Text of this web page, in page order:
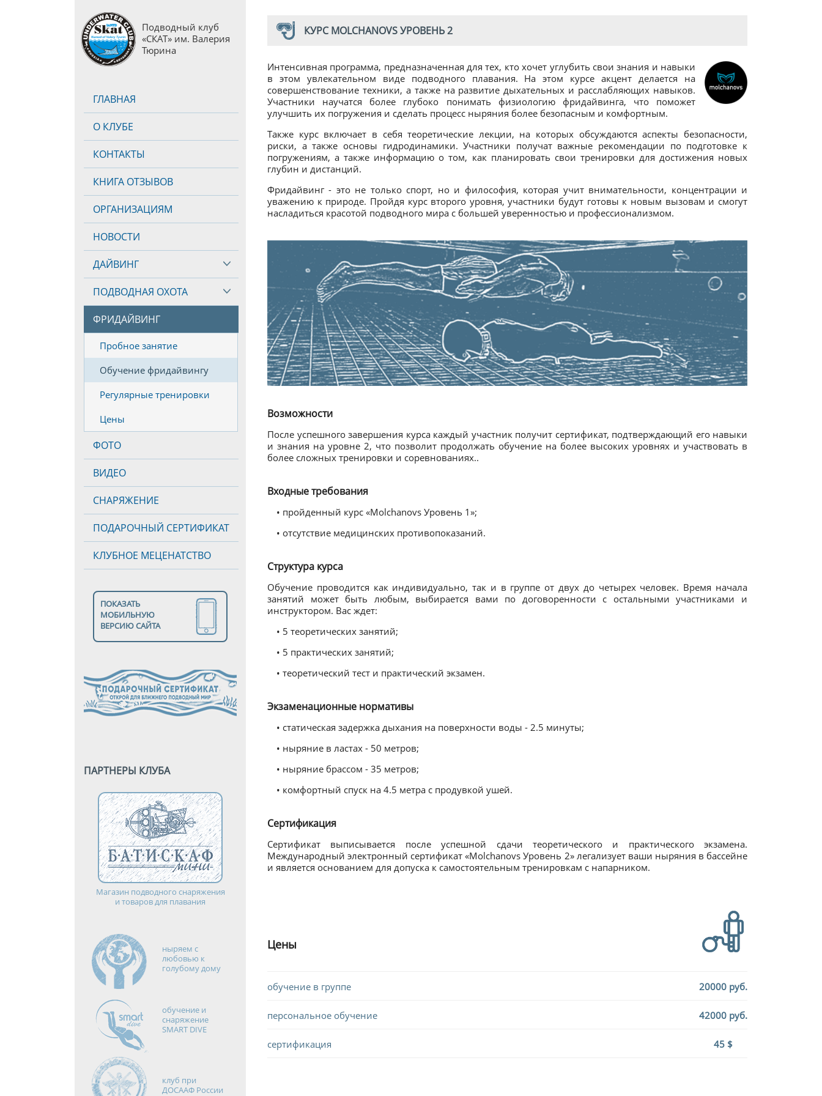
Подводный клуб
«СКАТ» им. Валерия
Тюрина
ГЛАВНАЯ
О КЛУБЕ
КОНТАКТЫ
КНИГА ОТЗЫВОВ
ОРГАНИЗАЦИЯМ
НОВОСТИ
ДАЙВИНГ
ПОДВОДНАЯ ОХОТА
ФРИДАЙВИНГ
Пробное занятие
Обучение фридайвингу
Регулярные тренировки
Цены
ФОТО
ВИДЕО
СНАРЯЖЕНИЕ
ПОДАРОЧНЫЙ СЕРТИФИКАТ
КЛУБНОЕ МЕЦЕНАТСТВО
ПОКАЗАТЬ
МОБИЛЬНУЮ
ВЕРСИЮ САЙТА
ПАРТНЕРЫ КЛУБА
Магазин подводного снаряжения
и товаров для плавания
ныряем с
любовью к
голубому дому
обучение и
снаряжение
SMART DIVE
клуб при
ДОСААФ России
КУРС MOLCHANOVS УРОВЕНЬ 2
Интенсивная программа, предназначенная для тех, кто хочет углубить свои знания и навыки
в этом увлекательном виде подводного плавания. На этом курсе акцент делается на
совершенствование техники, а также на развитие дыхательных и расслабляющих навыков.
Участники научатся более глубоко понимать физиологию фридайвинга, что поможет
улучшить их погружения и сделать процесс ныряния более безопасным и комфортным.
Также курс включает в себя теоретические лекции, на которых обсуждаются аспекты безопасности,
риски, а также основы гидродинамики. Участники получат важные рекомендации по подготовке к
погружениям, а также информацию о том, как планировать свои тренировки для достижения новых
глубин и дистанций.
Фридайвинг - это не только спорт, но и философия, которая учит внимательности, концентрации и
уважению к природе. Пройдя курс второго уровня, участники будут готовы к новым вызовам и смогут
насладиться красотой подводного мира с большей уверенностью и профессионализмом.
Возможности
После успешного завершения курса каждый участник получит сертификат, подтверждающий его навыки
и знания на уровне 2, что позволит продолжать обучение на более высоких уровнях и участвовать в
более сложных тренировки и соревнованиях..
Входные требования
• пройденный курс «Molchanovs Уровень 1»;
• отсутствие медицинских противопоказаний.
Структура курса
Обучение проводится как индивидуально, так и в группе от двух до четырех человек. Время начала
занятий может быть любым, выбирается вами по договоренности с остальными участниками и
инструктором. Вас ждет:
• 5 теоретических занятий;
• 5 практических занятий;
• теоретический тест и практический экзамен.
Экзаменационные нормативы
• статическая задержка дыхания на поверхности воды - 2.5 минуты;
• ныряние в ластах - 50 метров;
• ныряние брассом - 35 метров;
• комфортный спуск на 4.5 метра с продувкой ушей.
Сертификация
Сертификат выписывается после успешной сдачи теоретического и практического экзамена.
Международный электронный сертификат «Molchanovs Уровень 2» легализует ваши ныряния в бассейне
и является основанием для допуска к самостоятельным тренировкам с напарником.
Цены
обучение в группе 20000 руб.
персональное обучение 42000 руб.
сертификация 45 $